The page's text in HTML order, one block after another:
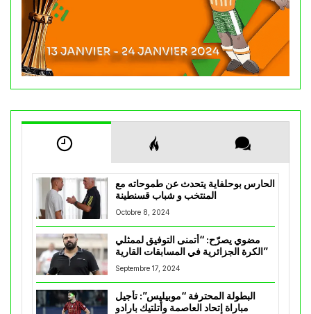
الحارس بوحلفاية يتحدث عن طموحاته مع
المنتخب و شباب قسنطينة
Octobre 8, 2024
مضوي يصرّح: “أتمنى التوفيق لممثلي
الكرة الجزائرية في المسابقات القارية”
Septembre 17, 2024
البطولة المحترفة “موبيليس”: تأجيل
مباراة إتحاد العاصمة وأتلتيك بارادو